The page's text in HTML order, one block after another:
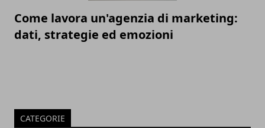
Come lavora un'agenzia di marketing:
dati, strategie ed emozioni
CATEGORIE